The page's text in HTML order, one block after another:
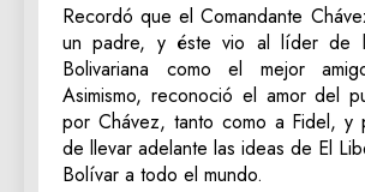
Recordó que el Comandante
un padre, y éste vio al líder de
Bolivariana como el mejor
Asimismo, reconoció el amor del
por Chávez, tanto como a Fidel, y
de llevar adelante las ideas de El
Bolívar a todo el mundo.